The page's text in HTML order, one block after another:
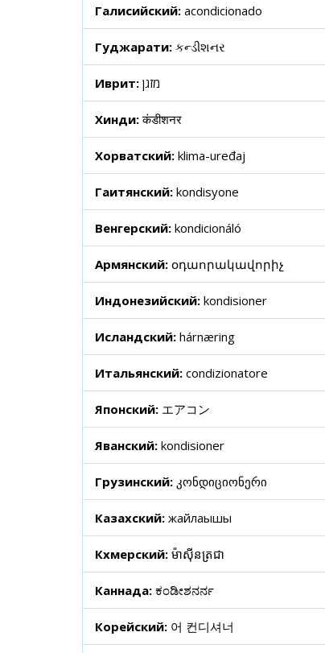
Галисийский: acondicionado
Гуджарати: કન્ડીશનર
Иврит: מזגן
Хинди:कंडीशनर
Хорватский: klima-uređaj
Гаитянский: kondisyone
Венгерский: kondicionáló
Армянский: օդաորակավորիչ
Индонезийский: kondisioner
Исландский: hárnæring
Итальянский: condizionatore
Японский: エアコン
Яванский: kondisioner
Грузинский: კონდიციონერი
Казахский: жайлағышы
Кхмерский: ម៉ាស៊ីនត្រជា
Каннада: ಕಂಡೀಶನರ್ನ
Корейский: 어 컨디셔너